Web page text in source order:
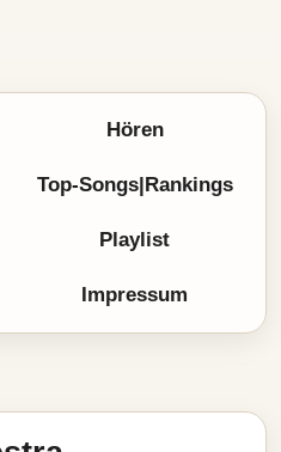
Hören
Top-Songs|Rankings
Playlist
Impressum